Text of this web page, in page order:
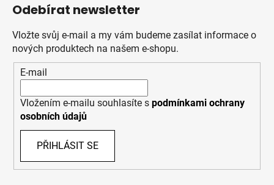
Odebírat newsletter
Vložte svůj e-mail a my vám budeme zasílat informace o
nových produktech na našem e-shopu.
E-mail
Vložením e-mailu souhlasíte s podmínkami ochrany
osobních údajů
PŘIHLÁSIT SE